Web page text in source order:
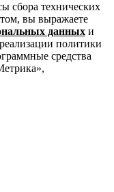
сбора технических
вы выражаете
данных и
политики
средства